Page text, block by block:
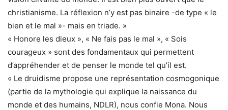
christianisme. La réflexion n’y est pas binaire -de type « le
bien et le mal »- mais en triade. »
« Honore les dieux », « Ne fais pas le mal », « Sois
courageux » sont des fondamentaux qui permettent
d’appréhender et de penser le monde tel qu’il est.
« Le druidisme propose une représentation cosmogonique
(partie de la mythologie qui explique la naissance du
monde et des humains, NDLR), nous confie Mona. Nous